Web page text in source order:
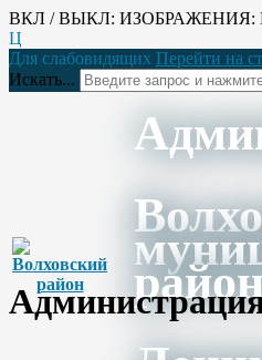
ВКЛ / ВЫКЛ: ИЗОБРАЖЕНИЯ:
Ц
Для слабовидящих Перейти на
Искать...